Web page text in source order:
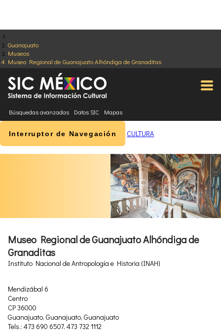
Guanajuato
Museos
Museo Regional de Guanajuato Alhóndiga de Granaditas
Búsquedas avanzadas Datos SIC Mapas
Interruptor de Navegación CULTURA
Museo Regional de Guanajuato Alhóndiga de
Granaditas
Instituto Nacional de Antropología e Historia (INAH)
Mendizábal 6
Centro
CP 36000
Guanajuato, Guanajuato, Guanajuato
Tels.: 473 690 6507, 473 732 1112